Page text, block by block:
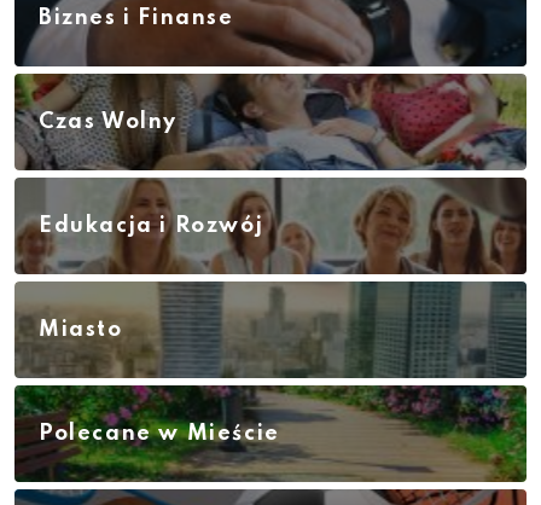
Biznes i Finanse
Czas Wolny
Edukacja i Rozwój
Miasto
Polecane w Mieście